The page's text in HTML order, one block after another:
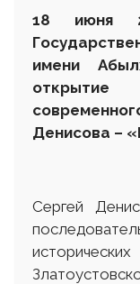
18 июня
имени
открытие
Денисова –
Сергей